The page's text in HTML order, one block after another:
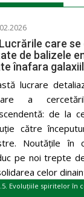
care
de balizele
înafara
lucrare
a
de la
către
Noutățile în
pe noi trepte
celor
Evoluțiile spiritelor în